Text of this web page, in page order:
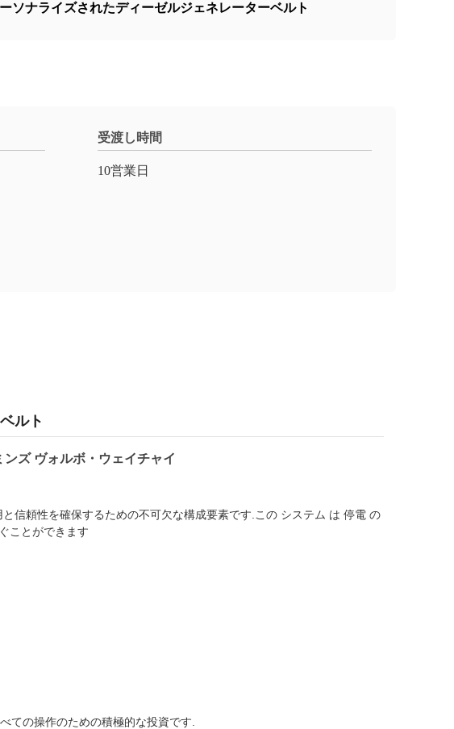
ソナライズされたディーゼルジェネレーターベルト
受渡し時間
10営業日
ルト
ズ ヴォルボ・ウェイチャイ
信頼性を確保するための不可欠な構成要素です.この システム は 停電 の
ことができます
ての操作のための積極的な投資です.